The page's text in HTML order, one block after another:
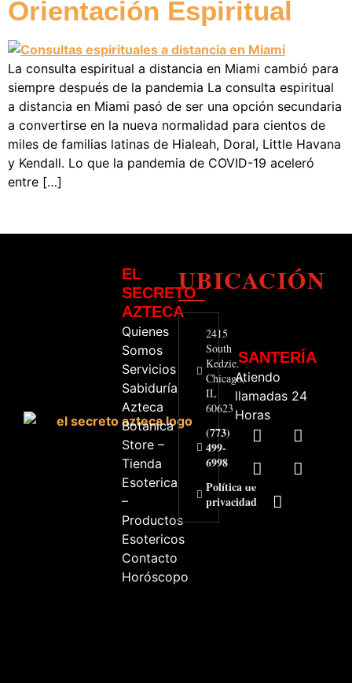
Orientación Espiritual
La consulta espiritual a distancia en Miami cambió para
siempre después de la pandemia La consulta espiritual
a distancia en Miami pasó de ser una opción secundaria
a convertirse en la nueva normalidad para cientos de
miles de familias latinas de Hialeah, Doral, Little Havana
y Kendall. Lo que la pandemia de COVID-19 aceleró
entre […]
EL
SECRETO
AZTECA
Quienes
Somos
Servicios
Sabiduría
Azteca
Botanica
Store –
Tienda
Esoterica
–
Productos
Esotericos
Contacto
Horóscopo
UBICACIÓN
2415
South
Kedzie.
Chicago,
IL
60623
(773)
499-
6998
Política de
privacidad
SANTERÍA
Atiendo
llamadas 24
Horas